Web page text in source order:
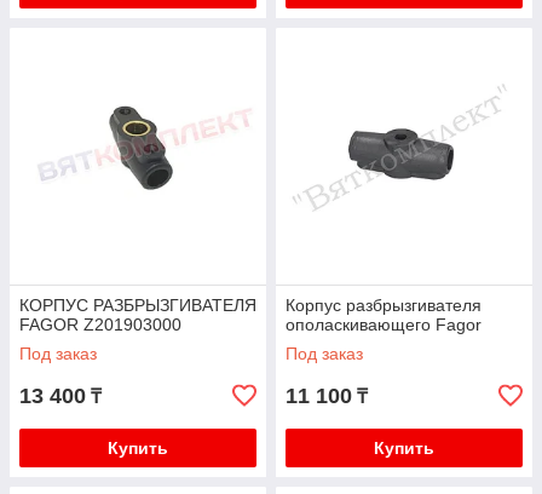
КОРПУС РАЗБРЫЗГИВАТЕЛЯ
FAGOR Z201903000
Под заказ
13 400 ₸
Купить
Корпус разбрызгивателя
ополаскивающего Fagor
Под заказ
11 100 ₸
Купить